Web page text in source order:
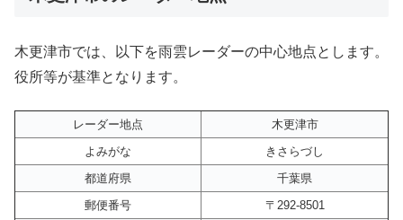
木更津市では、以下を雨雲レーダーの中心地点とします。
役所等が基準となります。
レーダー地点
木更津市
よみがな
きさらづし
都道府県
千葉県
郵便番号
〒292-8501